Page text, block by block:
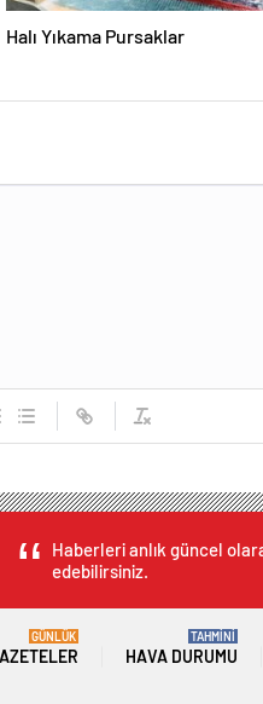
Halı Yıkama Pursaklar
Haberleri anlık güncel
edebilirsiniz.
GÜNLÜK
HAVA DURUMU
TAHMİNİ